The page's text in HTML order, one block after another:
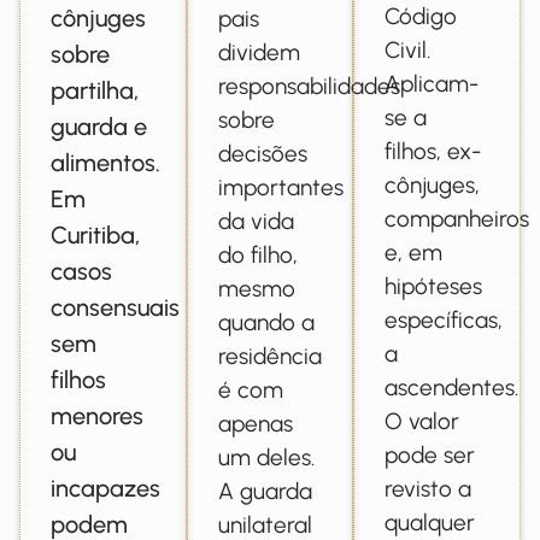
cônjuges
sobre
partilha,
guarda e
alimentos.
Em
Curitiba,
casos
consensuais
sem
filhos
menores
ou
incapazes
podem
pais
dividem
responsabilidades
sobre
decisões
importantes
da vida
do filho,
mesmo
quando a
residência
é com
apenas
um deles.
A guarda
unilateral
Código
Civil.
Aplicam-
se a
filhos, ex-
cônjuges,
companheiros
e, em
hipóteses
específicas,
a
ascendentes.
O valor
pode ser
revisto a
qualquer